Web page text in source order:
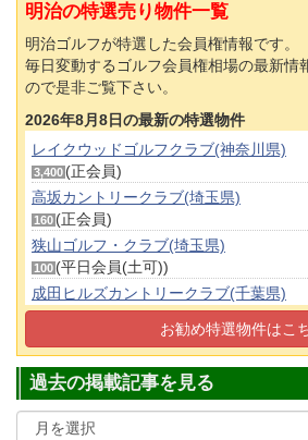
明治の特選売り物件一覧
明治ゴルフが特選した会員権情報です。
毎日変動するゴルフ会員権相場の最新情
ので是非ご覧下さい。
2026年8月8日の最新の特選物件
レイクウッドゴルフクラブ(神奈川県)
3,400 (正会員)
高坂カントリークラブ(埼玉県)
160 (正会員)
狭山ゴルフ・クラブ(埼玉県)
100 (平日会員(土可))
成田ヒルズカントリークラブ(千葉県)
(婦人正会員)
多摩カントリークラブ(東京都)
お勧め特選物件はこ
過去の掲載記事を見る